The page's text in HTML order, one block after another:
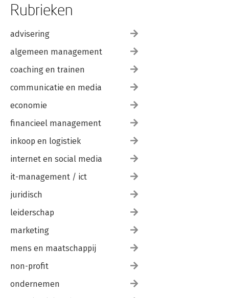
Rubrieken
advisering
algemeen management
coaching en trainen
communicatie en media
economie
financieel management
inkoop en logistiek
internet en social media
it-management / ict
juridisch
leiderschap
marketing
mens en maatschappij
non-profit
ondernemen